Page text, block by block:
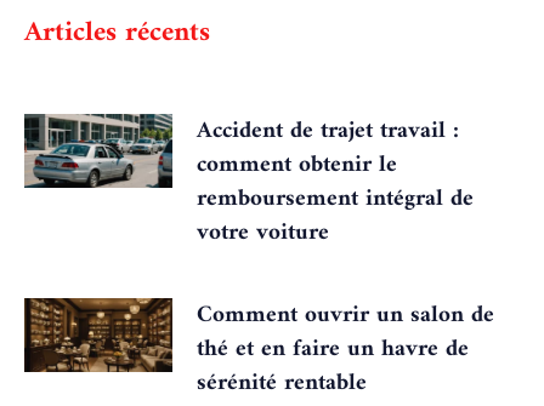
Articles récents
Accident de trajet travail :
comment obtenir le
remboursement intégral de
votre voiture
Comment ouvrir un salon de
thé et en faire un havre de
sérénité rentable